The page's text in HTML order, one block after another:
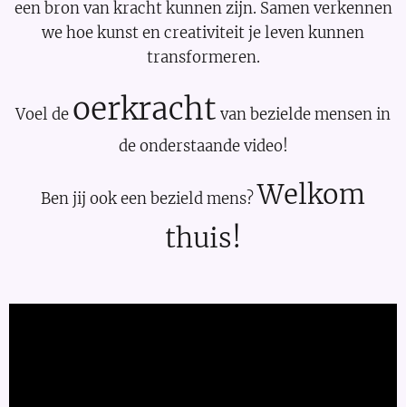
een bron van kracht kunnen zijn. Samen verkennen
we hoe kunst en creativiteit je leven kunnen
transformeren.
Voel de oerkracht van bezielde mensen in
de onderstaande video!
Ben jij ook een bezield mens?Welkom
thuis!